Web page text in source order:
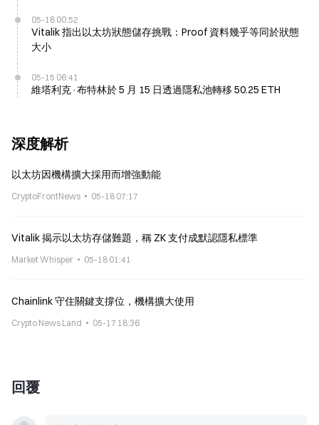
05-18 00:52
Vitalik 指出以太坊狀態儲存挑戰：Proof 資料幾乎等同於狀態
大小
05-15 06:41
維塔利克·布特林於 5 月 15 日透過隱私池轉移 50.25 ETH
深度解析
以太坊因機構擴大採用而增強動能
CryptoFrontNews 05-18 07:17
Vitalik 揭示以太坊存儲難題，稱 ZK 支付成默認隱私標準
Market Whisper 05-18 01:41
Chainlink 守住關鍵支撐位，機構擴大使用
Crypto News Land 05-17 18:36
回覆